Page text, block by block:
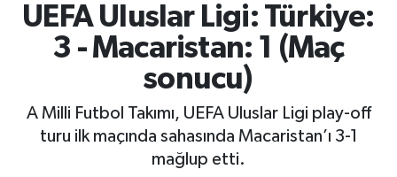
UEFA Uluslar Ligi: Türkiye:
3 - Macaristan: 1 (Maç
sonucu)
A Milli Futbol Takımı, UEFA Uluslar Ligi play-off
turu ilk maçında sahasında Macaristan’ı 3-1
mağlup etti.
EKONOMİ
SPOR
Trafik Durumu
Süper Lig Puan Durumu ve Fikstür
Tüm Manşetler
Son Dakika Haberleri